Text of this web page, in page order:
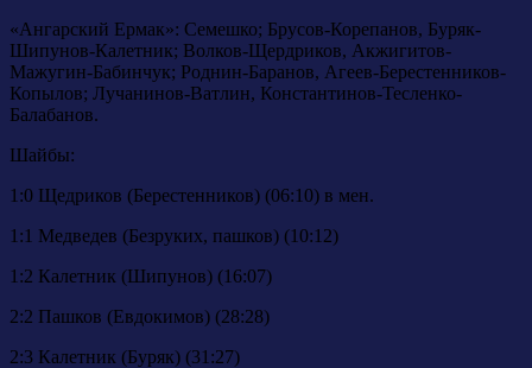
«Ангарский Ермак»: Семешко; Брусов-Корепанов, Буряк-
Шипунов-Калетник; Волков-Щердриков, Акжигитов-
Мажугин-Бабинчук; Роднин-Баранов, Агеев-Берестенников-
Копылов; Лучанинов-Ватлин, Константинов-Тесленко-
Балабанов.
Шайбы:
1:0 Щедриков (Берестенников) (06:10) в мен.
1:1 Медведев (Безруких, пашков) (10:12)
1:2 Калетник (Шипунов) (16:07)
2:2 Пашков (Евдокимов) (28:28)
2:3 Калетник (Буряк) (31:27)